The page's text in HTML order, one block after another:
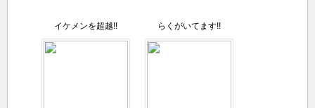
イケメンを超越!! らくがいてます!!